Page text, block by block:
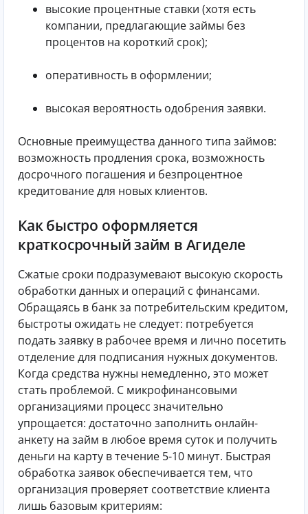
высокие процентные ставки (хотя есть
компании, предлагающие займы без
процентов на короткий срок);
оперативность в оформлении;
высокая вероятность одобрения заявки.
Основные преимущества данного типа займов:
возможность продления срока, возможность
досрочного погашения и безпроцентное
кредитование для новых клиентов.
Как быстро оформляется
краткосрочный займ в Агиделе
Сжатые сроки подразумевают высокую скорость
обработки данных и операций с финансами.
Обращаясь в банк за потребительским кредитом,
быстроты ожидать не следует: потребуется
подать заявку в рабочее время и лично посетить
отделение для подписания нужных документов.
Когда средства нужны немедленно, это может
стать проблемой. С микрофинансовыми
организациями процесс значительно
упрощается: достаточно заполнить онлайн-
анкету на займ в любое время суток и получить
деньги на карту в течение 5-10 минут. Быстрая
обработка заявок обеспечивается тем, что
организация проверяет соответствие клиента
лишь базовым критериям: